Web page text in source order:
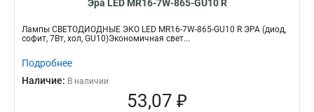
Эра LED MR16-7W-865-GU10 R
Лампы СВЕТОДИОДНЫЕ ЭКО LED MR16-7W-865-GU10 R ЭРА (диод,
софит, 7Вт, хол, GU10)Экономичная свет...
Подробнее
Наличие: В наличии
53,07 ₽